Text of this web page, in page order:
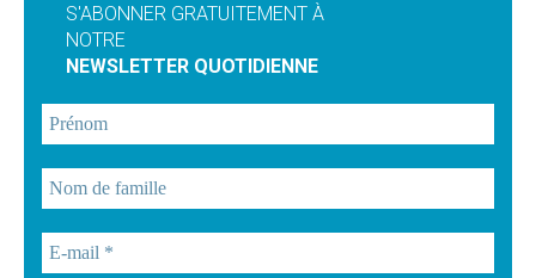
S'ABONNER GRATUITEMENT À
NOTRE
NEWSLETTER QUOTIDIENNE